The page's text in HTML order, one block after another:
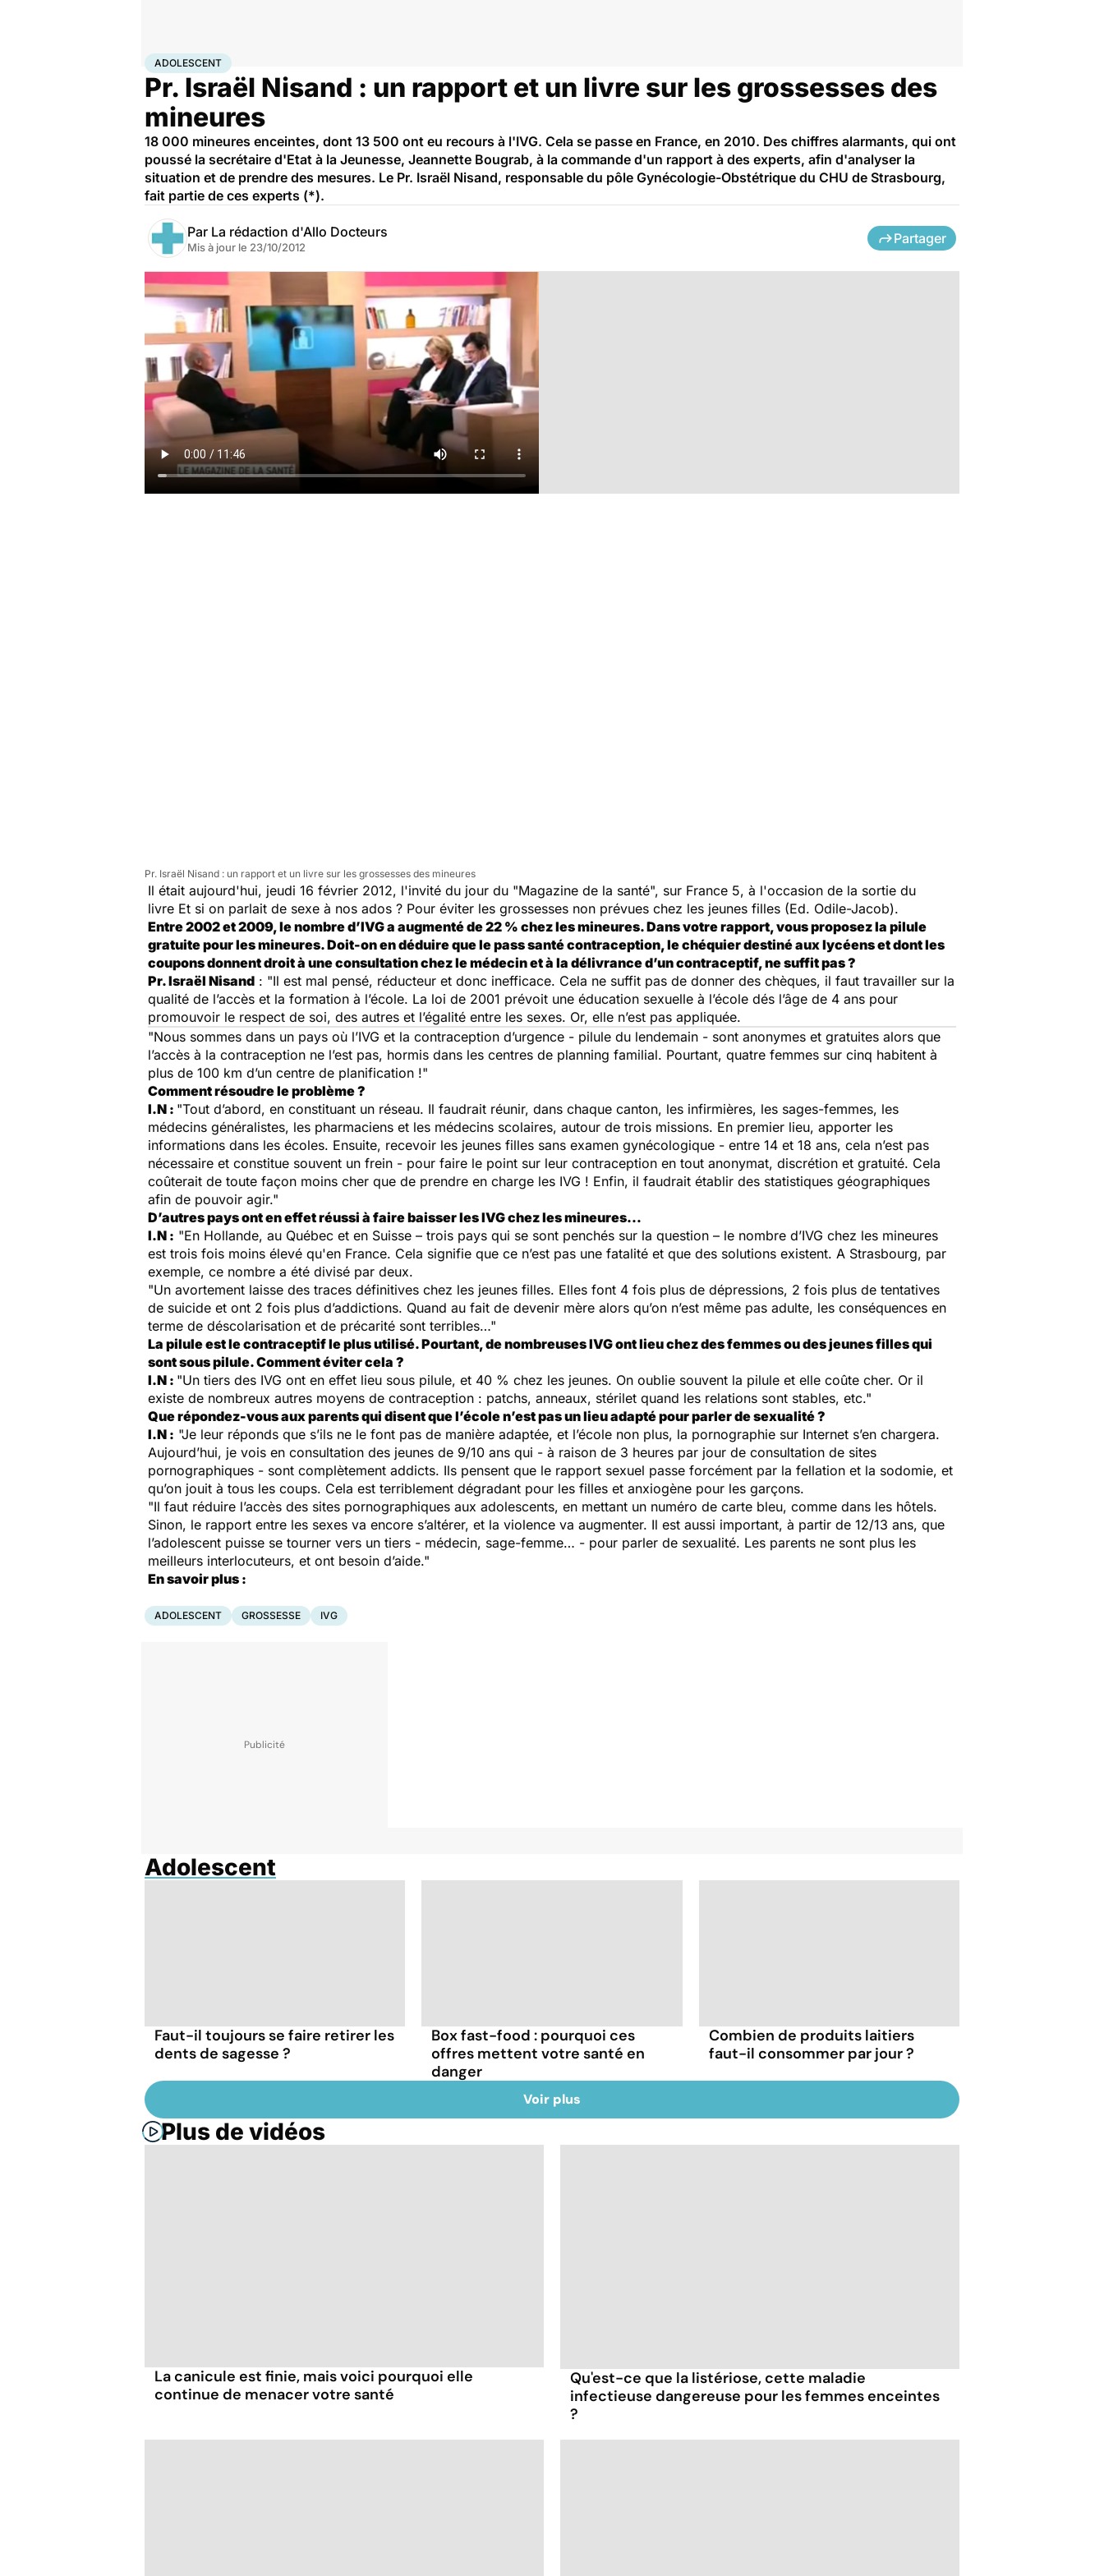
Accueil FamilleGrossesse
ADOLESCENT
Pr. Israël Nisand : un rapport et un livre sur les grossesses des
mineures
18 000 mineures enceintes, dont 13 500 ont eu recours à l'IVG. Cela se passe en France, en 2010. Des chiffres alarmants, qui ont
poussé la secrétaire d'Etat à la Jeunesse, Jeannette Bougrab, à la commande d'un rapport à des experts, afin d'analyser la
situation et de prendre des mesures. Le Pr. Israël Nisand, responsable du pôle Gynécologie-Obstétrique du CHU de Strasbourg,
fait partie de ces experts (*).
Par La rédaction d'Allo Docteurs
Mis à jour le 23/10/2012
Partager
Pr. Israël Nisand : un rapport et un livre sur les grossesses des mineures
Il était aujourd'hui, jeudi 16 février 2012, l'invité du jour du "Magazine de la santé", sur France 5, à l'occasion de la sortie du
livre Et si on parlait de sexe à nos ados ? Pour éviter les grossesses non prévues chez les jeunes filles (Ed. Odile-Jacob).
Entre 2002 et 2009, le nombre d’IVG a augmenté de 22 % chez les mineures. Dans votre rapport, vous proposez la pilule
gratuite pour les mineures. Doit-on en déduire que le pass santé contraception, le chéquier destiné aux lycéens et dont les
coupons donnent droit à une consultation chez le médecin et à la délivrance d’un contraceptif, ne suffit pas ?
Pr. Israël Nisand : "Il est mal pensé, réducteur et donc inefficace. Cela ne suffit pas de donner des chèques, il faut travailler sur la
qualité de l’accès et la formation à l’école. La loi de 2001 prévoit une éducation sexuelle à l’école dés l’âge de 4 ans pour
promouvoir le respect de soi, des autres et l’égalité entre les sexes. Or, elle n’est pas appliquée.
"Nous sommes dans un pays où l’IVG et la contraception d’urgence - pilule du lendemain - sont anonymes et gratuites alors que
l’accès à la contraception ne l’est pas, hormis dans les centres de planning familial. Pourtant, quatre femmes sur cinq habitent à
plus de 100 km d’un centre de planification !"
Comment résoudre le problème ?
I.N : "Tout d’abord, en constituant un réseau. Il faudrait réunir, dans chaque canton, les infirmières, les sages-femmes, les
médecins généralistes, les pharmaciens et les médecins scolaires, autour de trois missions. En premier lieu, apporter les
informations dans les écoles. Ensuite, recevoir les jeunes filles sans examen gynécologique - entre 14 et 18 ans, cela n’est pas
nécessaire et constitue souvent un frein - pour faire le point sur leur contraception en tout anonymat, discrétion et gratuité. Cela
coûterait de toute façon moins cher que de prendre en charge les IVG ! Enfin, il faudrait établir des statistiques géographiques
afin de pouvoir agir."
D’autres pays ont en effet réussi à faire baisser les IVG chez les mineures…
I.N : "En Hollande, au Québec et en Suisse – trois pays qui se sont penchés sur la question – le nombre d’IVG chez les mineures
est trois fois moins élevé qu'en France. Cela signifie que ce n’est pas une fatalité et que des solutions existent. A Strasbourg, par
exemple, ce nombre a été divisé par deux.
"Un avortement laisse des traces définitives chez les jeunes filles. Elles font 4 fois plus de dépressions, 2 fois plus de tentatives
de suicide et ont 2 fois plus d’addictions. Quand au fait de devenir mère alors qu’on n’est même pas adulte, les conséquences en
terme de déscolarisation et de précarité sont terribles…"
La pilule est le contraceptif le plus utilisé. Pourtant, de nombreuses IVG ont lieu chez des femmes ou des jeunes filles qui
sont sous pilule. Comment éviter cela ?
I.N : "Un tiers des IVG ont en effet lieu sous pilule, et 40 % chez les jeunes. On oublie souvent la pilule et elle coûte cher. Or il
existe de nombreux autres moyens de contraception : patchs, anneaux, stérilet quand les relations sont stables, etc."
Que répondez-vous aux parents qui disent que l’école n’est pas un lieu adapté pour parler de sexualité ?
I.N : "Je leur réponds que s’ils ne le font pas de manière adaptée, et l’école non plus, la pornographie sur Internet s’en chargera.
Aujourd’hui, je vois en consultation des jeunes de 9/10 ans qui - à raison de 3 heures par jour de consultation de sites
pornographiques - sont complètement addicts. Ils pensent que le rapport sexuel passe forcément par la fellation et la sodomie, et
qu’on jouit à tous les coups. Cela est terriblement dégradant pour les filles et anxiogène pour les garçons.
"Il faut réduire l’accès des sites pornographiques aux adolescents, en mettant un numéro de carte bleu, comme dans les hôtels.
Sinon, le rapport entre les sexes va encore s’altérer, et la violence va augmenter. Il est aussi important, à partir de 12/13 ans, que
l’adolescent puisse se tourner vers un tiers - médecin, sage-femme… - pour parler de sexualité. Les parents ne sont plus les
meilleurs interlocuteurs, et ont besoin d’aide."
En savoir plus :
ADOLESCENT GROSSESSE IVG
Adolescent
Faut-il toujours se faire retirer les
dents de sagesse ?
Box fast-food : pourquoi ces
offres mettent votre santé en
danger
Combien de produits laitiers
faut-il consommer par jour ?
Voir plus
Plus de vidéos
La canicule est finie, mais voici pourquoi elle
continue de menacer votre santé
Qu'est-ce que la listériose, cette maladie
infectieuse dangereuse pour les femmes enceintes
?